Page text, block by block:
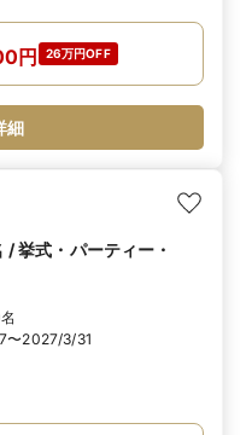
円 26万円OFF
細
/ 挙式・パーティー・
〜2027/3/31